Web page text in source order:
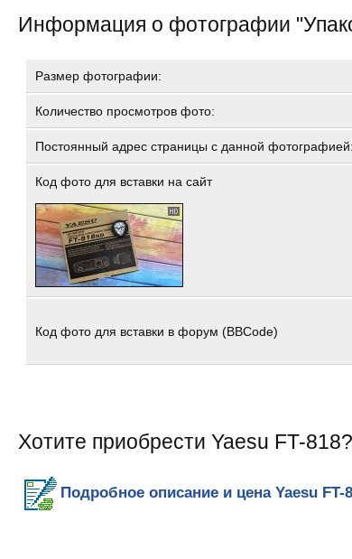
Информация о фотографии "
Размер фотографии:
Количество просмотров фото:
Постоянный адрес страницы с данной фотографией:
Код фото для вставки на сайт
Код фото для вставки в форум (BBCode)
Хотите приобрести Yaesu FT-818?
Подробное описание и цена Yaesu FT-